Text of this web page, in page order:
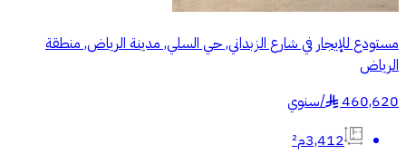
مستودع للإيجار في شارع الزبداني, حي السلي, مدينة الرياض, منطقة
الرياض
460,620
§
/سنوي
3,412م²